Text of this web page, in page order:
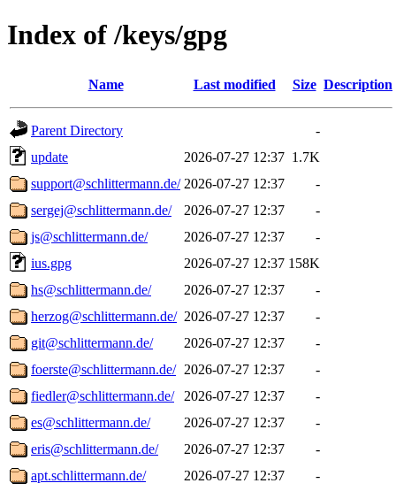
Index of /keys/gpg
Name Last modified Size Description
Parent Directory
-
update
2026-07-27 12:37 1.7K
support@schlittermann.de/ 2026-07-27 12:37
-
sergej@schlittermann.de/
2026-07-27 12:37
-
js@schlittermann.de/
2026-07-27 12:37
-
ius.gpg
2026-07-27 12:37 158K
hs@schlittermann.de/
2026-07-27 12:37
-
herzog@schlittermann.de/ 2026-07-27 12:37
-
git@schlittermann.de/
2026-07-27 12:37
-
foerste@schlittermann.de/ 2026-07-27 12:37
-
fiedler@schlittermann.de/
2026-07-27 12:37
-
es@schlittermann.de/
2026-07-27 12:37
-
eris@schlittermann.de/
2026-07-27 12:37
-
apt.schlittermann.de/
2026-07-27 12:37 -